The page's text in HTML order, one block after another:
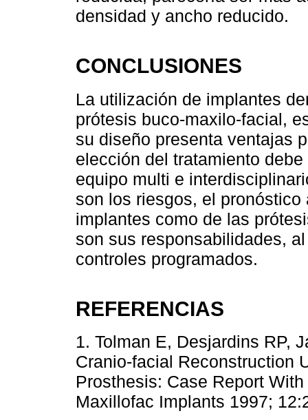
densidad y ancho reducido.
CONCLUSIONES
La utilización de implantes
prótesis buco-maxilo-facial,
su diseño presenta ventajas
elección del tratamiento
equipo multi e
son los riesgos, el
implantes como de las
son sus responsabilidades,
controles programados.
REFERENCIAS
1. Tolman E, Desjardins RP,
Cranio-facial Reconstruction
Prosthesis: Case Report
Maxillofac Implants 1997;